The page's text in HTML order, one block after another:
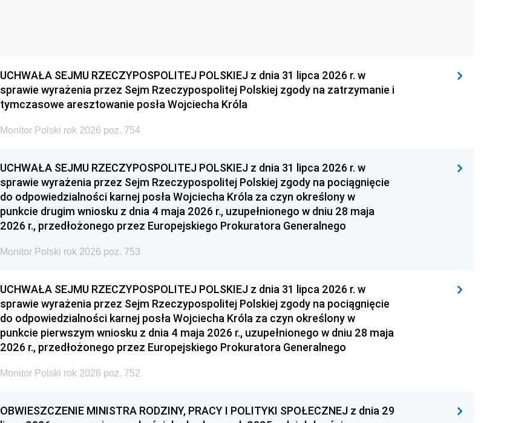
UCHWAŁA SEJMU RZECZYPOSPOLITEJ POLSKIEJ z dnia 31 lipca 2026 r. w
sprawie wyrażenia przez Sejm Rzeczypospolitej Polskiej zgody na zatrzymanie i
tymczasowe aresztowanie posła Wojciecha Króla
Monitor Polski rok 2026 poz. 754
UCHWAŁA SEJMU RZECZYPOSPOLITEJ POLSKIEJ z dnia 31 lipca 2026 r. w
sprawie wyrażenia przez Sejm Rzeczypospolitej Polskiej zgody na pociągnięcie
do odpowiedzialności karnej posła Wojciecha Króla za czyn określony w
punkcie drugim wniosku z dnia 4 maja 2026 r., uzupełnionego w dniu 28 maja
2026 r., przedłożonego przez Europejskiego Prokuratora Generalnego
Monitor Polski rok 2026 poz. 753
UCHWAŁA SEJMU RZECZYPOSPOLITEJ POLSKIEJ z dnia 31 lipca 2026 r. w
sprawie wyrażenia przez Sejm Rzeczypospolitej Polskiej zgody na pociągnięcie
do odpowiedzialności karnej posła Wojciecha Króla za czyn określony w
punkcie pierwszym wniosku z dnia 4 maja 2026 r., uzupełnionego w dniu 28 maja
2026 r., przedłożonego przez Europejskiego Prokuratora Generalnego
Monitor Polski rok 2026 poz. 752
OBWIESZCZENIE MINISTRA RODZINY, PRACY I POLITYKI SPOŁECZNEJ z dnia 29